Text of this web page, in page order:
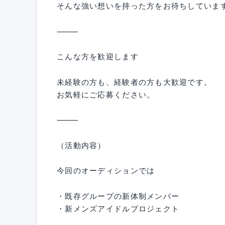
そんな強い想いを持った方をお待ちしていま
⸻
こんな方を歓迎します
未経験の方も、経験者の方も大歓迎です。
お気軽にご応募ください。
⸻
（活動内容）
今回のオーディションでは
・既存グループの新体制メンバー
・新メンズアイドルプロジェクト